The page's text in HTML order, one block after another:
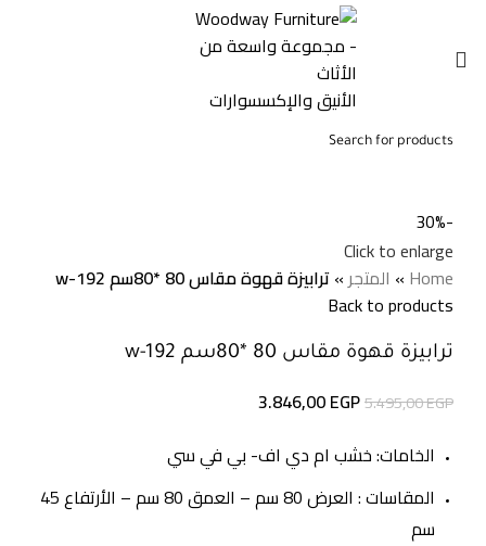
-30%
Click to enlarge
Home
» المتجر »ترابيزة قهوة مقاس 80 *80سم w-192
Back to products
ترابيزة قهوة مقاس 80 *80سم w-192
5.495,00EGP
3.846,00EGP
الخامات: خشب ام دي اف- بي في سي
المقاسات : العرض 80 سم – العمق 80 سم – الأرتفاع 45
سم